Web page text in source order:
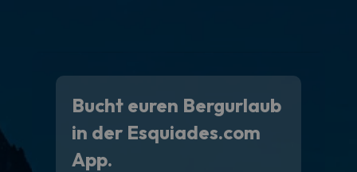
Bucht euren Bergurlaub
in der Esquiades.com
App.